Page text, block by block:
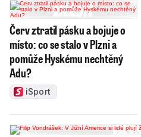
Červ ztratil pásku a bojuje o
místo: co se stalo v Plzni a
pomůže Hyskému nechtěný
Adu?
iSport